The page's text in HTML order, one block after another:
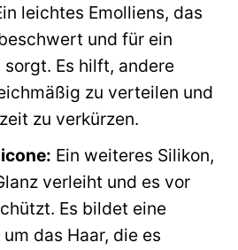
leichtes Emolliens, das
und für ein
Es hilft, andere
zu verteilen und
zu verkürzen.
Ein weiteres Silikon,
verleiht und es vor
Es bildet eine
das Haar, die es